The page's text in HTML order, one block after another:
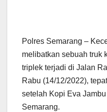
Polres Semarang –
melibatkan sebuah truk
triplek terjadi di Jalan
Rabu (14/12/2022),
setelah Kopi Eva
Semarang.